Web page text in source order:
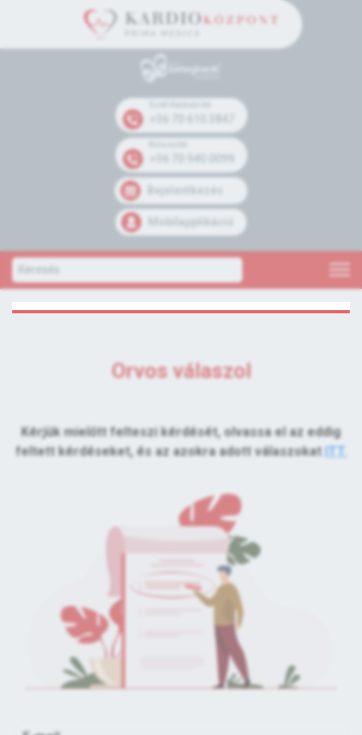
Bejelentkezés
Mobilapplikáció
Orvos válaszol
Kérjük mielőtt felteszi kérdését, olvassa el az eddig
feltett kérdéseket, és az azokra adott válaszokat ITT.